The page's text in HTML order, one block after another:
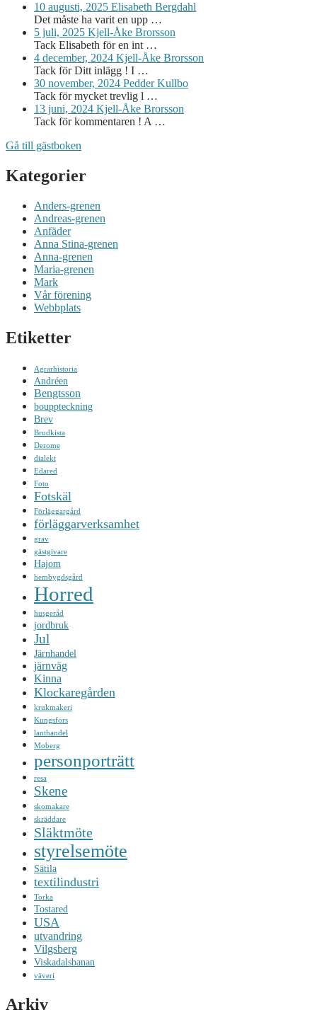
10 augusti, 2025 Elisabeth Bergdahl
Det måste ha varit en upp …
5 juli, 2025 Kjell-Åke Brorsson
Tack Elisabeth för en int …
4 december, 2024 Kjell-Åke Brorsson
Tack för Ditt inlägg ! I …
30 november, 2024 Pedder Kullbo
Tack för mycket trevlig l …
13 juni, 2024 Kjell-Åke Brorsson
Tack för kommentaren ! A …
Gå till gästboken
Kategorier
Anders-grenen
Andreas-grenen
Anfäder
Anna Stina-grenen
Anna-grenen
Maria-grenen
Mark
Vår förening
Webbplats
Etiketter
Agrarhistoria
Andréen
Bengtsson
bouppteckning
Brev
Brudkista
Derome
dialekt
Edared
Foto
Fotskäl
Förläggargård
förläggarverksamhet
grav
gästgivare
Hajom
hembygdsgård
Horred
husgeråd
jordbruk
Jul
Järnhandel
järnväg
Kinna
Klockaregården
krukmakeri
Kungsfors
lanthandel
Moberg
personporträtt
resa
Skene
skomakare
skräddare
Släktmöte
styrelsemöte
Sätila
textilindustri
Torka
Tostared
USA
utvandring
Vilgsberg
Viskadalsbanan
väveri
Arkiv